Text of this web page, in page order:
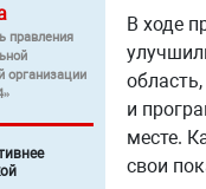
правления
организации
В ходе
и
месте.
свои